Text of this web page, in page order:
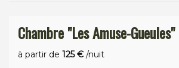
Chambre "Les Amuse-Gueules"
à partir de 125 € /nuit